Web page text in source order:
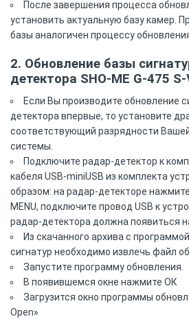
После завершения процесса
установить актуальную базу камер.
базы аналогичен процессу
2. Обновление базы
детектора SHO-ME G-475
Если Вы производите обновление
детектора впервые, то установите
соответствующий разрядности
системы.
Подключите радар-детектор к
кабеля USB-miniUSB из комплекта
образом: на радар-детекторе
MENU, подключите провод USB к
радар-детектора должна появиться
Из скачанного архива с
сигнатур необходимо извлечь файл
Запустите программу обновления.
В появившемся окне нажмите ОК
Загрузится окно программы
Open»